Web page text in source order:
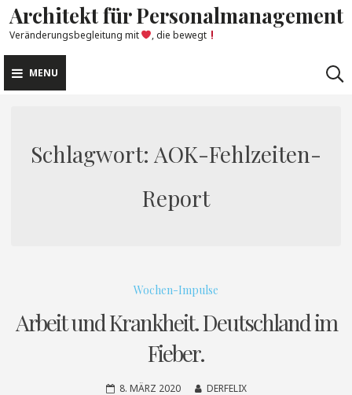
Skip
to
content
Architekt für Personalmanagement
Veränderungsbegleitung mit , die bewegt
MENU
Schlagwort: AOK-Fehlzeiten-
Report
Wochen-Impulse
Arbeit und Krankheit. Deutschland im
Fieber.
8. MÄRZ 2020 DERFELIX